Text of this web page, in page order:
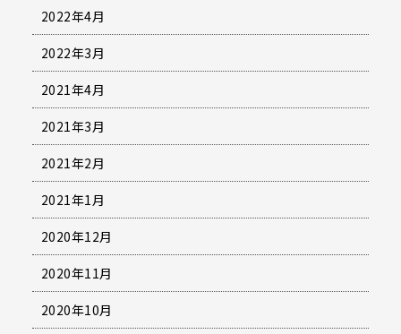
2022年4月
2022年3月
2021年4月
2021年3月
2021年2月
2021年1月
2020年12月
2020年11月
2020年10月